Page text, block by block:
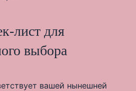
для
выбора
вашей нынешней